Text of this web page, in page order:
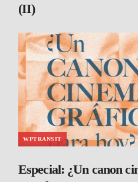
(II)
WPTRANSIT
Especial: ¿Un canon